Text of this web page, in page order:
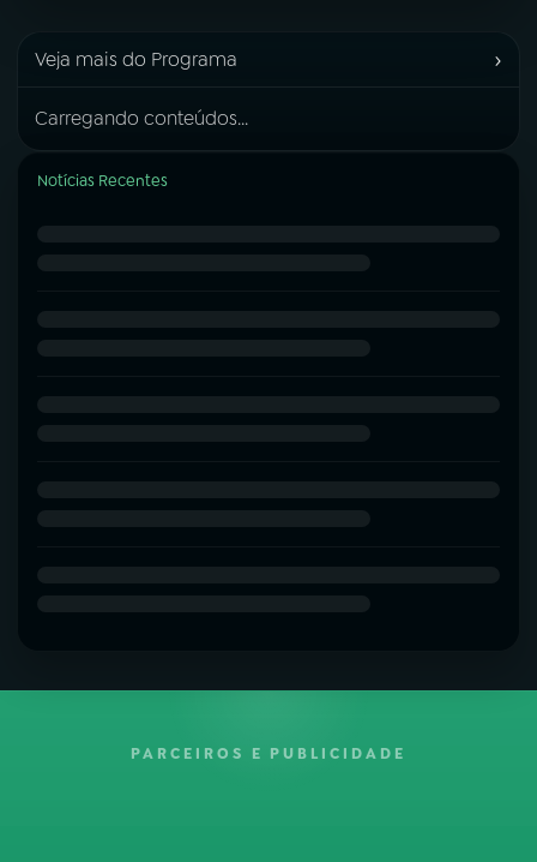
Veja mais do Programa ›
Carregando conteúdos...
Notícias Recentes
PARCEIROS E PUBLICIDADE